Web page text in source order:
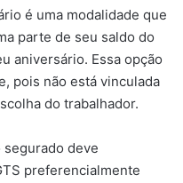
é uma modalidade que
parte de seu saldo do
aniversário. Essa opção
pois não está vinculada
do trabalhador.
segurado deve
preferencialmente